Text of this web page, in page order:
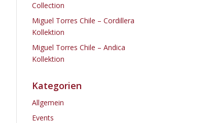
Collection
Miguel Torres Chile – Cordillera
Kollektion
Miguel Torres Chile – Andica
Kollektion
Kategorien
Allgemein
Events